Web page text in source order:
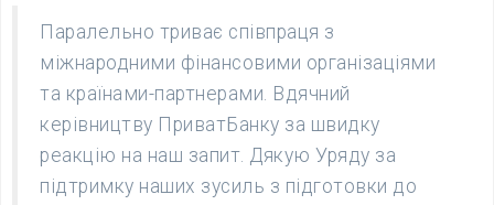
Паралельно триває співпраця з
міжнародними фінансовими організаціями
та країнами-партнерами. Вдячний
керівництву ПриватБанку за швидку
реакцію на наш запит. Дякую Уряду за
підтримку наших зусиль з підготовки до